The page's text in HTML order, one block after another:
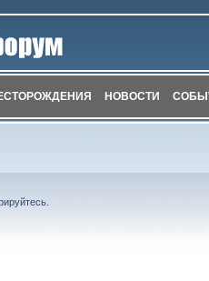
НОВОСТИ